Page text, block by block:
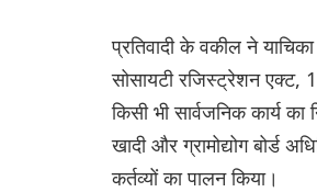
प्रतिवादी के वकील ने
सोसायटी रजिस्ट्रेशन एक्ट,
किसी भी सार्वजनिक कार्य
खादी और ग्रामोद्योग बोर्ड
कर्तव्यों का पालन किया।